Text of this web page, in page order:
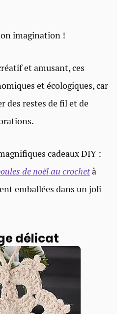
imagination !
et amusant, ces
et écologiques, car
des restes de fil et de
cadeaux DIY :
de noël au crochetà
emballées dans un joli
délicat